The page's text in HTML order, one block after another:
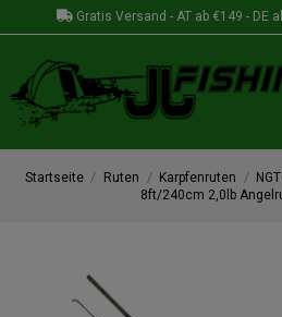
Gratis Versand - AT ab €149 - DE
Startseite Ruten Karpfenruten
8ft/240cm 2,0lb